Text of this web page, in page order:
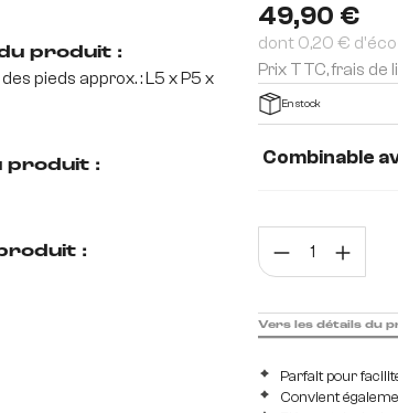
49,90 €
dont 0,20 €
Prix TTC, frais de
En stock
Combinable
Parfait pour
Convient
Vers les détails du
produit :
pieds approx. : L5 x P5 x
produit :
: